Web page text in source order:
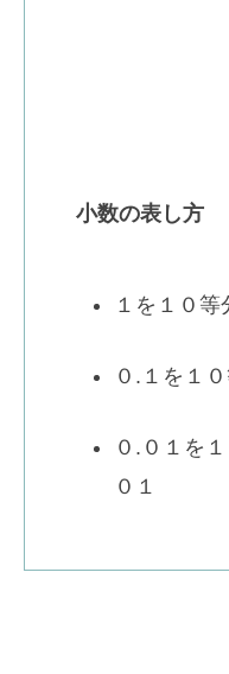
小数の表し方
１を１０等
０.１を１
０.０１を
０１